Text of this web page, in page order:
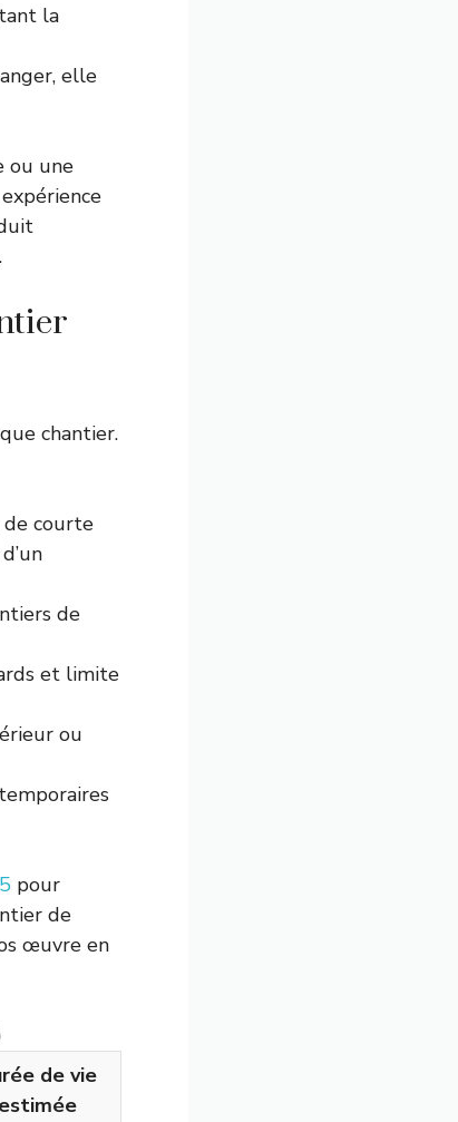
la
elle
ou une
chantier.
de courte
de
et limite
ou
pour
de
œuvre en
de vie
estimée